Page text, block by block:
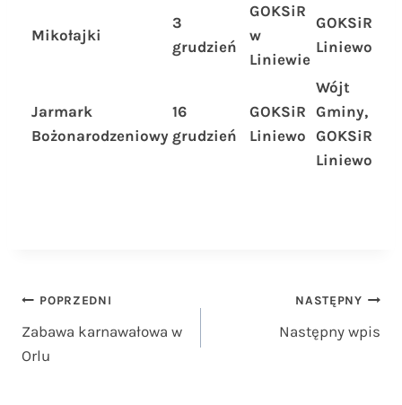
Mikołajki
3
grudzień
GOKSiR
w
Liniewie
GOKSiR
Liniewo
Jarmark
Bożonarodzeniowy
16
grudzień
GOKSiR
Liniewo
Wójt
Gminy,
GOKSiR
Liniewo
Nawigacja
wpisu
POPRZEDNI
Zabawa karnawałowa w
Orlu
NASTĘPNY
Następny wpis